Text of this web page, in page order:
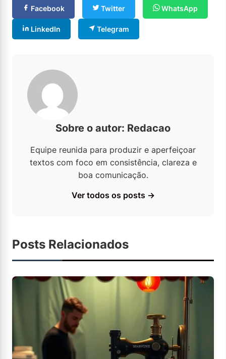
Facebook Twitter WhatsApp
LinkedIn Telegram
Sobre o autor: Redacao
Equipe reunida para produzir e aperfeiçoar
textos com foco em consistência, clareza e
boa comunicação.
Ver todos os posts →
Posts Relacionados